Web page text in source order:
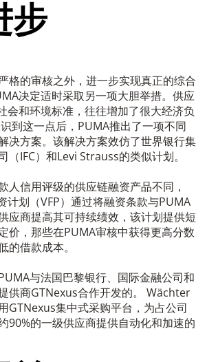
步
格的审核之外，进一步实现真正的综合
决定适时采取另一项大胆举措。供应
会和环境标准，往往增加了很大经济负
到这一点后，PUMA推出了一项不同
决方案。该解决方案效仿了世界银行集
（IFC）和Levi Strauss的类似计划。
人信用评级的供应链融资产品不同，
计划（VFP）通过将融资条款与PUMA
应商提高其可持续绩效，该计划提供短
价，那些在PUMA审核中获得更高分数
的借款成本。
与法国巴黎银行、国际金融公司和
供商GTNexus合作开发的。 Wächter
GTNexus集中式采购平台，为占公司
90%的一级供应商提供自动化和加速的